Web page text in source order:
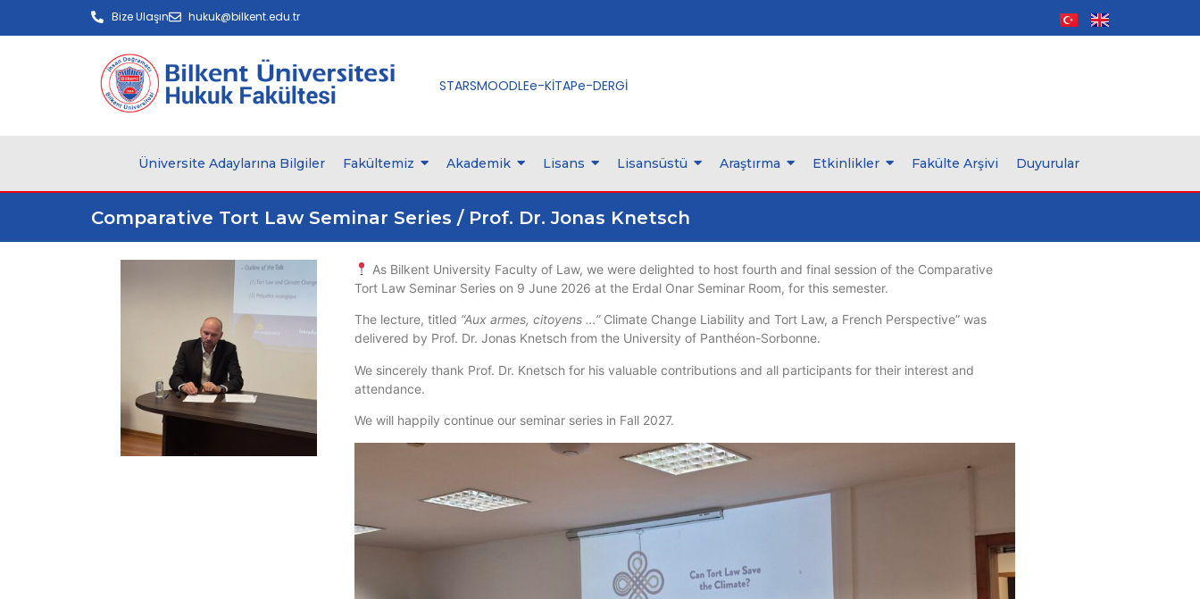
Bize Ulaşın hukuk@bilkent.edu.tr
STARSMOODLEe-KİTAPe-DERGİ
Üniversite Adaylarına Bilgiler Fakültemiz Akademik Lisans Lisansüstü Araştırma Etkinlikler Fakülte Arşivi Duyurular
Comparative Tort Law Seminar Series / Prof. Dr. Jonas Knetsch
As Bilkent University Faculty of Law, we were delighted to host fourth and final session of the Comparative
Tort Law Seminar Series on 9 June 2026 at the Erdal Onar Seminar Room, for this semester.
The lecture, titled “Aux armes, citoyens …” Climate Change Liability and Tort Law, a French Perspective” was
delivered by Prof. Dr. Jonas Knetsch from the University of Panthéon-Sorbonne.
We sincerely thank Prof. Dr. Knetsch for his valuable contributions and all participants for their interest and
attendance.
We will happily continue our seminar series in Fall 2027.